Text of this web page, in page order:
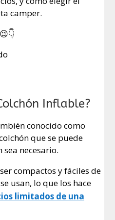
camper.
Inflable?
conocido como
que se puede
necesario.
compactos y fáciles de
usan, lo que los hace
limitados de una